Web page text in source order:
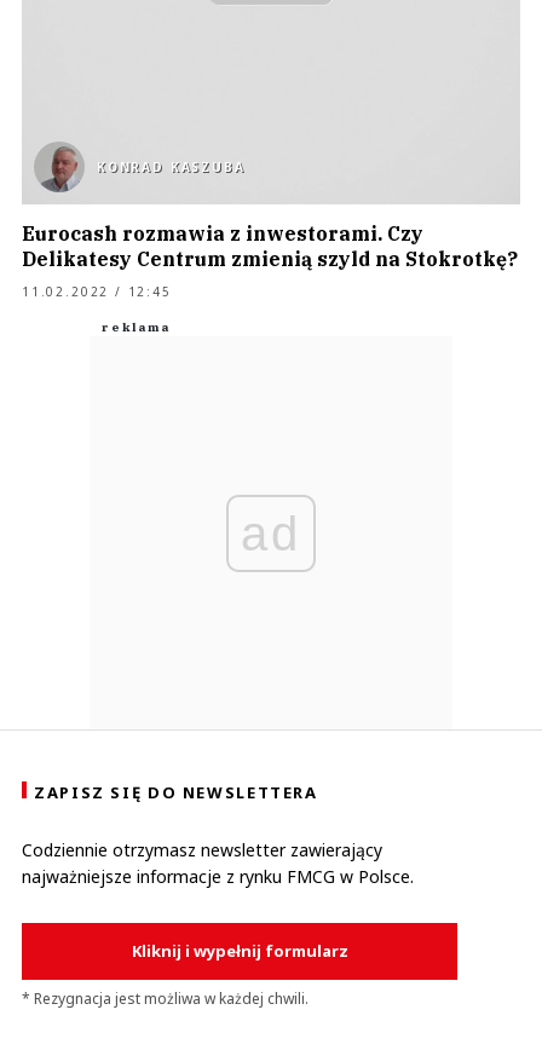
KONRAD KASZUBA
Eurocash rozmawia z inwestorami. Czy
Delikatesy Centrum zmienią szyld na Stokrotkę?
11.02.2022 / 12:45
ad
ZAPISZ SIĘ DO NEWSLETTERA
Codziennie otrzymasz newsletter zawierający
najważniejsze informacje z rynku FMCG w Polsce.
Kliknij i wypełnij formularz
* Rezygnacja jest możliwa w każdej chwili.